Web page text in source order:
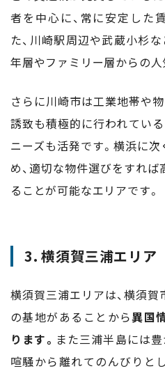
者を中心に、常に安定した
た、川崎駅周辺や武蔵小杉
年層やファミリー層からの人
さらに川崎市は工業地帯や
誘致も積極的に行われてい
ニーズも活発です。横浜に
め、適切な物件選びをすれ
ることが可能なエリアです。
3. 横須賀三浦エリア
横須賀三浦エリアは、横須
の基地があることから異国
ります。 また三浦半島には
喧騒から離れてのんびりと